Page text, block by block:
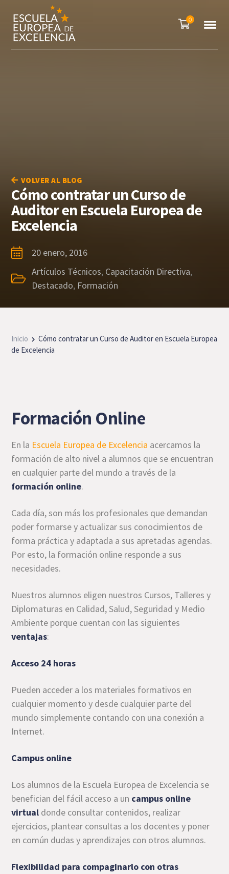
0
VOLVER AL BLOG
Cómo contratar un Curso de
Auditor en Escuela Europea de
Excelencia
20 enero, 2016
Artículos Técnicos, Capacitación Directiva,
Destacado, Formación
Inicio
Cómo contratar un Curso de Auditor en Escuela Europea
de Excelencia
Formación Online
En la Escuela Europea de Excelencia acercamos la
formación de alto nivel a alumnos que se encuentran
en cualquier parte del mundo a través de la
formación online.
Cada día, son más los profesionales que demandan
poder formarse y actualizar sus conocimientos de
forma práctica y adaptada a sus apretadas agendas.
Por esto, la formación online responde a sus
necesidades.
Nuestros alumnos eligen nuestros Cursos, Talleres y
Diplomaturas en Calidad, Salud, Seguridad y Medio
Ambiente porque cuentan con las siguientes
ventajas:
Acceso 24 horas
Pueden acceder a los materiales formativos en
cualquier momento y desde cualquier parte del
mundo simplemente contando con una conexión a
Internet.
Campus online
Los alumnos de la Escuela Europea de Excelencia se
benefician del fácil acceso a un campus online
virtual donde consultar contenidos, realizar
ejercicios, plantear consultas a los docentes y poner
en común dudas y aprendizajes con otros alumnos.
Flexibilidad para compaginarlo con otras